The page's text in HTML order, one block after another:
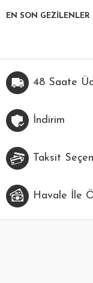
EN SON GEZİLENLER
48 Saate
İndirim
Taksit
Havale İle